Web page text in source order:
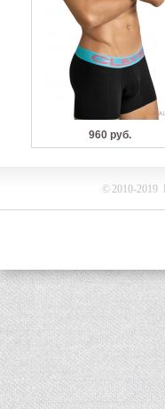
960 руб.
©2010-2019